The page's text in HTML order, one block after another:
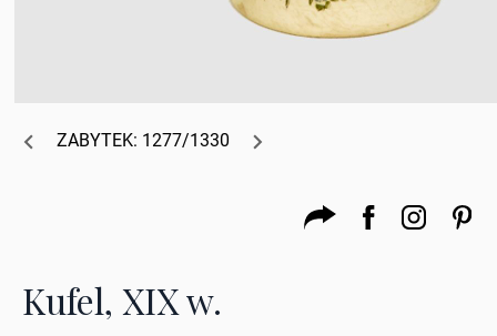
ZABYTEK: 1277/1330
Kufel, XIX w.